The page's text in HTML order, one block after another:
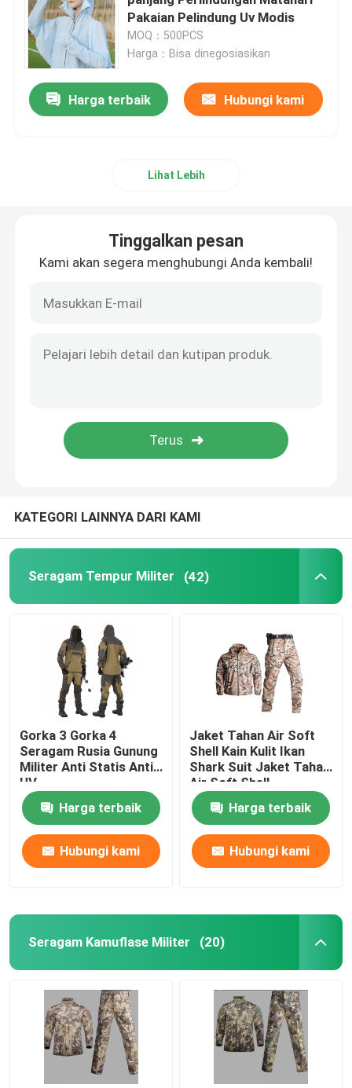
Kemeja Taktis Militer
Mantel Musim Dingin Militer
Sepatu Bot Kulit Militer
Perlengkapan Memancing Luar Ruangan
Seragam Militer Kustom
Pakaian Pelindung Uv Modis
MOQ：500PCS
Harga：Bisa dinegosiasikan
Harga terbaik Hubungi kami
Lihat Lebih
Tinggalkan pesan
Kami akan segera menghubungi Anda kembali!
KATEGORI LAINNYA DARI KAMI
Seragam Tempur Militer (42)
Gorka 3 Gorka 4
Seragam Rusia Gunung
Militer Anti Statis Anti
UV
Harga terbaik
Hubungi kami
Jaket Tahan Air Soft
Shell Kain Kulit Ikan
Shark Suit Jaket Tahan
Air Soft Shell
Harga terbaik
Hubungi kami
Seragam Kamuflase Militer (20)